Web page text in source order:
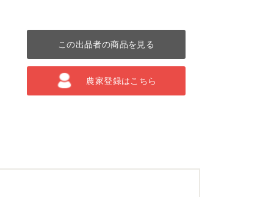
この出品者の商品を見る
農家登録はこちら